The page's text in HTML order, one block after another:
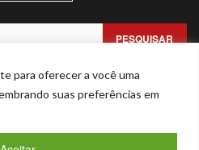
para oferecer a você uma
suas preferências em
Privacidade Contato
Facebook
Youtube